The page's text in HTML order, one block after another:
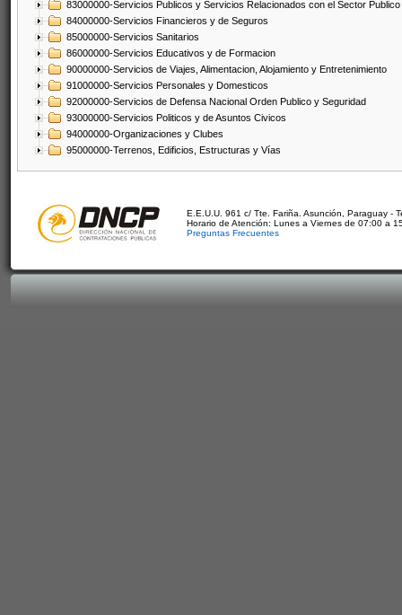
83000000-Servicios Publicos y Servicios Relacionados con el Sector Publico
84000000-Servicios Financieros y de Seguros
85000000-Servicios Sanitarios
86000000-Servicios Educativos y de Formacion
90000000-Servicios de Viajes, Alimentacion, Alojamiento y Entretenimiento
91000000-Servicios Personales y Domesticos
92000000-Servicios de Defensa Nacional Orden Publico y Seguridad
93000000-Servicios Politicos y de Asuntos Civicos
94000000-Organizaciones y Clubes
95000000-Terrenos, Edificios, Estructuras y Vías
E.E.U.U. 961 c/ Tte. Fariña. Asunción, Paraguay -
Horario de Atención: Lunes a Viernes de 07:00 a
Preguntas Frecuentes